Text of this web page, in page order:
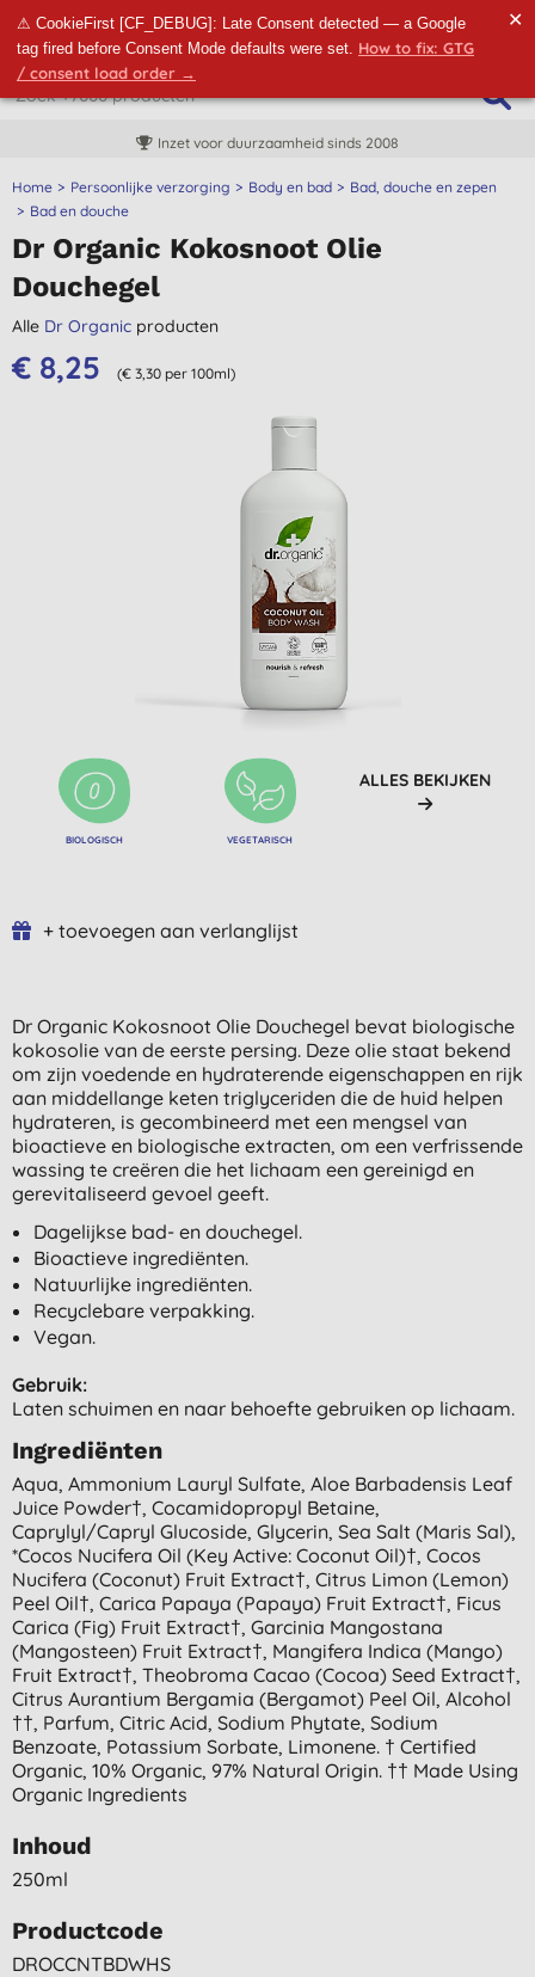
⚠ CookieFirst [CF_DEBUG]: Late Consent detected — a Google
tag fired before Consent Mode defaults were set. How to fix: GTG
/ consent load order →
✕
Inzet voor duurzaamheid sinds 2008
Home Persoonlijke verzorging Body en bad
Bad, douche en zepen
Bad en douche
Dr Organic Kokosnoot Olie
Douchegel
Alle Dr Organic producten
€ 8,25 (€ 3,30 per 100ml)
BIOLOGISCH VEGETARISCH
ALLES BEKIJKEN
+ toevoegen aan verlanglijst
Dr Organic Kokosnoot Olie Douchegel bevat biologische
kokosolie van de eerste persing. Deze olie staat bekend
om zijn voedende en hydraterende eigenschappen en rijk
aan middellange keten triglyceriden die de huid helpen
hydrateren, is gecombineerd met een mengsel van
bioactieve en biologische extracten, om een verfrissende
wassing te creëren die het lichaam een gereinigd en
gerevitaliseerd gevoel geeft.
Dagelijkse bad- en douchegel.
Bioactieve ingrediënten.
Natuurlijke ingrediënten.
Recyclebare verpakking.
Vegan.
Gebruik:
Laten schuimen en naar behoefte gebruiken op lichaam.
Ingrediënten
Aqua, Ammonium Lauryl Sulfate, Aloe Barbadensis Leaf
Juice Powder†, Cocamidopropyl Betaine,
Caprylyl/capryl Glucoside, Glycerin, Sea Salt (maris Sal),
*cocos Nucifera Oil (key Active: Coconut Oil)†, Cocos
Nucifera (coconut) Fruit Extract†, Citrus Limon (lemon)
Peel Oil†, Carica Papaya (papaya) Fruit Extract†, Ficus
Carica (fig) Fruit Extract†, Garcinia Mangostana
(mangosteen) Fruit Extract†, Mangifera Indica (mango)
Fruit Extract†, Theobroma Cacao (cocoa) Seed Extract†,
Citrus Aurantium Bergamia (bergamot) Peel Oil, Alcohol
††, Parfum, Citric Acid, Sodium Phytate, Sodium
Benzoate, Potassium Sorbate, Limonene. † Certified
Organic, 10% Organic, 97% Natural Origin. †† Made Using
Organic Ingredients
Inhoud
250ml
Productcode
DROCCNTBDWHS